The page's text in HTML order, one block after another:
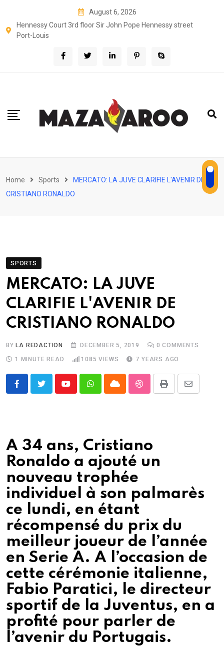
content
August 6, 2026
Hennessy Court 3rd floor Sir John Pope Hennessy street
Port-Louis
Home Sports
MERCATO: LA JUVE CLARIFIE L'AVENIR DE
CRISTIANO RONALDO
SPORTS
MERCATO: LA JUVE
CLARIFIE L'AVENIR DE
CRISTIANO RONALDO
BYLA REDACTION DECEMBER 5, 2019 0 COMMENTS
1 MINUTE READ
1085 VIEWS 7 YEARS AGO
YoutubeWhatsappCloud StumbleUpon
Print
Share
A 34 ans, Cristiano
Ronaldo a ajouté un
nouveau trophée
individuel à son palmarès
ce lundi, en étant
récompensé du prix du
meilleur joueur de l’année
en Serie A. A l’occasion de
cette cérémonie italienne,
Fabio Paratici, le directeur
sportif de la Juventus, en a
profité pour parler de
l’avenir du Portugais.